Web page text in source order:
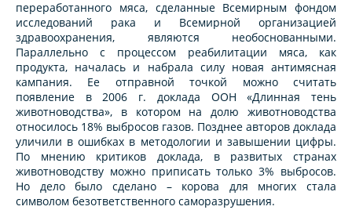
переработанного мяса, сделанные Всемирным фондом
исследований рака и Всемирной организацией
здравоохранения, являются необоснованными.
Параллельно с процессом реабилитации мяса, как
продукта, началась и набрала силу новая антимясная
кампания. Ее отправной точкой можно считать
появление в 2006 г. доклада ООН «Длинная тень
животноводства», в котором на долю животноводства
относилось 18% выбросов газов. Позднее авторов доклада
уличили в ошибках в методологии и завышении цифры.
По мнению критиков доклада, в развитых странах
животноводству можно приписать только 3% выбросов.
Но дело было сделано – корова для многих стала
символом безответственного саморазрушения.